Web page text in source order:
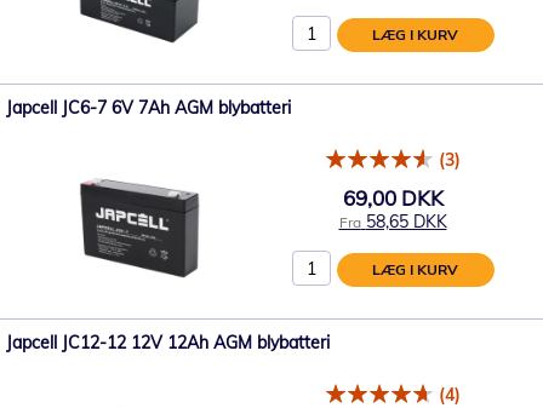
LÆG I KURV
Japcell JC6-7 6V 7Ah AGM blybatteri
(3)
69,00 DKK
Fra 58,65 DKK
LÆG I KURV
Japcell JC12-12 12V 12Ah AGM blybatteri
(4)